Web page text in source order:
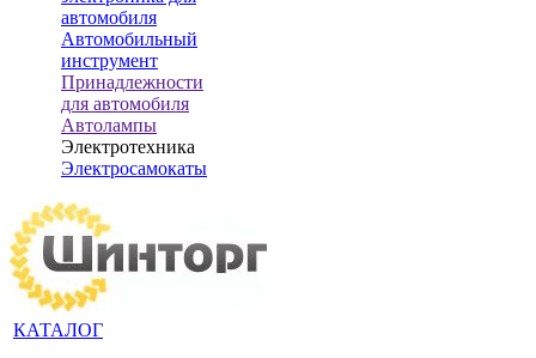
автомобиля
Автомобильный
инструмент
Принадлежности
для автомобиля
Автолампы
Электротехника
Электросамокаты
КАТАЛОГ